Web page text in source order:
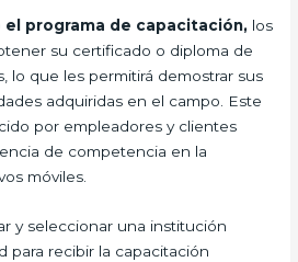
el programa de capacitación, los
su certificado o diploma de
lo que les permitirá demostrar sus
adquiridas en el campo. Este
por empleadores y clientes
de competencia en la
móviles.
y seleccionar una institución
para recibir la capacitación